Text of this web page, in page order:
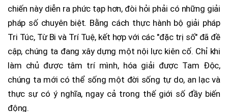
chiến này diễn ra phức tạp hơn, đòi hỏi phải có những giải
pháp số chuyên biệt. Bằng cách thực hành bộ giải pháp
Tri Túc, Từ Bi và Trí Tuệ, kết hợp với các "đặc trị số" đã đề
cập, chúng ta đang xây dựng một nội lực kiên cố. Chỉ khi
làm chủ được tâm trí mình, hóa giải được Tam Độc,
chúng ta mới có thể sống một đời sống tự do, an lạc và
thực sự có ý nghĩa, ngay cả trong thế giới số đầy biến
động.